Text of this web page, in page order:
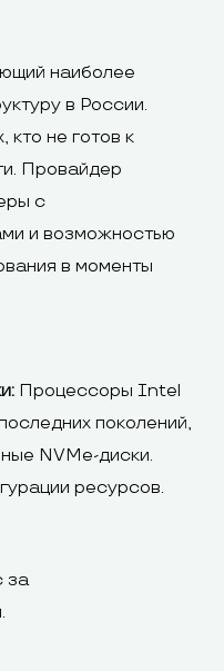
наиболее
в России.
не готов к
Провайдер
с
и возможностью
в моменты
Процессоры Intel
поколений,
NVMe-диски.
ресурсов.
за